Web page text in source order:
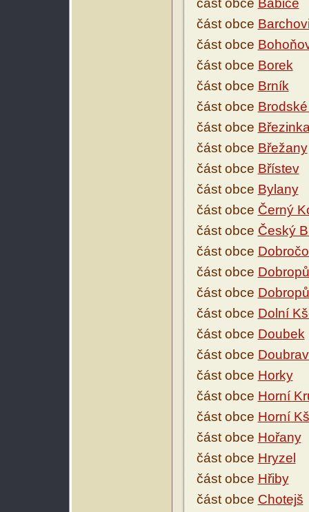
část obce Babice
část obce
část obce
část obce Borek
část obce Brník
část obce
část obce
část obce Břežany
část obce Břístev
část obce Bylany
část obce Černý
část obce Český
část obce
část obce
část obce
část obce Dolní
část obce Doubek
část obce
část obce Horky
část obce Horní
část obce Horní
část obce Hořany
část obce Hryzel
část obce Hřiby
část obce Chotejš